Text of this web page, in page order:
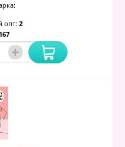
опт: 2
+